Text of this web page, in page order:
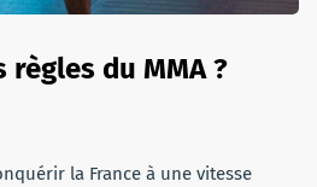
du MMA ?
la France à une vitesse